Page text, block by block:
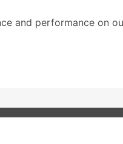
and performance on